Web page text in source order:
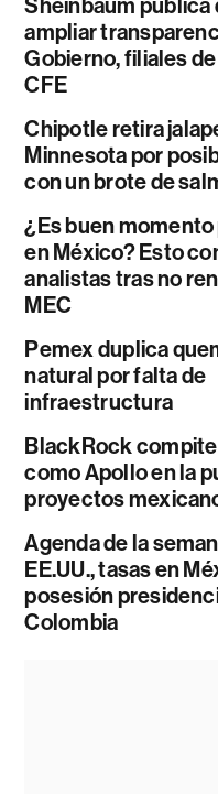
ampliar
Gobierno, filiales
CFE
Chipotle retira
Minnesota por
con un brote de
¿Es buen
en México? Esto
analistas tras no
MEC
Pemex duplica
natural por falta de
infraestructura
BlackRock
como Apollo en la
proyectos
Agenda de la
EE.UU., tasas en
posesión
Colombia